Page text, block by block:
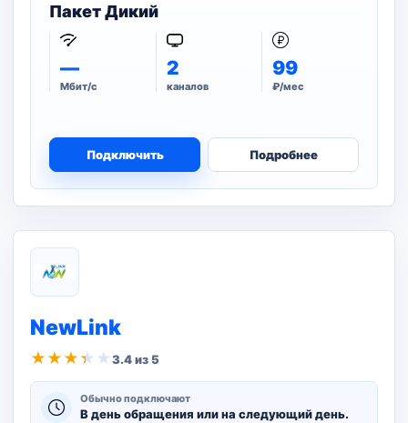
Пакет Дикий
—
Мбит/с
2
каналов
99
₽/мес
Подключить Подробнее
NewLink
★ ★ ★ ★ ★3.4 из 5
Обычно подключают
В день обращения или на следующий день.